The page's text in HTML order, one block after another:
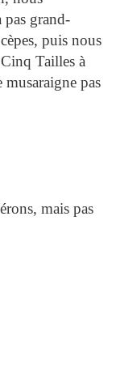
pas grand-
puis nous
Tailles à
pas
mais pas